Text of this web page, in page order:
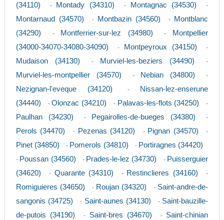
(34110)
- Montady (34310) - Montagnac (34530) -
Montarnaud (34570) - Montbazin (34560) -
Montblanc
(34290)
- Montferrier-sur-lez (34980) -
Montpellier
(34000-34070-34080-34090)
- Montpeyroux (34150) -
Mudaison (34130) - Murviel-les-beziers (34490) -
Murviel-les-montpellier (34570) - Nebian (34800) -
Nezignan-l'eveque (34120) -
Nissan-lez-enserune
(34440)
-Olonzac (34210) - Palavas-les-flots (34250) -
Paulhan (34230) - Pegairolles-de-bueges (34380) -
Perols (34470) - Pezenas (34120) - Pignan (34570) -
Pinet (34850) - Pomerols (34810) - Portiragnes (34420)
- Poussan (34560) - Prades-le-lez (34730) - Puisserguier
(34620)
- Quarante (34310) - Restinclieres (34160) -
Romiguieres (34650) - Roujan (34320) - Saint-andre-de-
sangonis (34725)
- Saint-aunes (34130) - Saint-bauzille-
de-putois (34190)
- Saint-bres (34670) - Saint-chinian